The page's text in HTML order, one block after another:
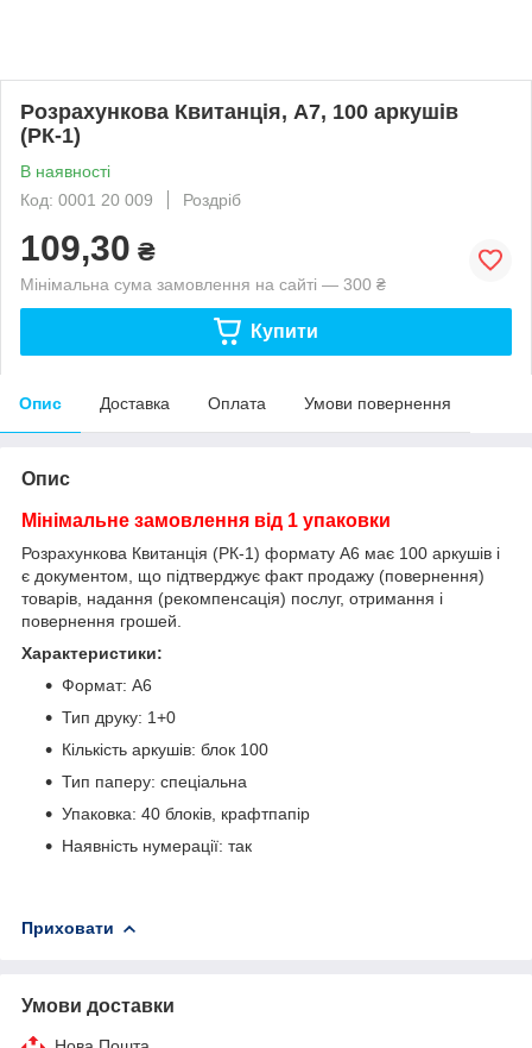
Розрахункова Квитанція, А7, 100 аркушів
(РК-1)
В наявності
Код: 0001 20 009
Роздріб
109,30 ₴
Мінімальна сума замовлення на сайті — 300 ₴
Купити
Опис Доставка Оплата Умови повернення
Опис
Мінімальне замовлення від 1 упаковки
Розрахункова Квитанція (РК-1) формату А6 має 100 аркушів і
є документом, що підтверджує факт продажу (повернення)
товарів, надання (рекомпенсація) послуг, отримання і
повернення грошей.
Характеристики:
Формат: A6
Тип друку: 1+0
Кількість аркушів: блок 100
Тип паперу: спеціальна
Упаковка: 40 блоків, крафтпапір
Наявність нумерації: так
Приховати
Умови доставки